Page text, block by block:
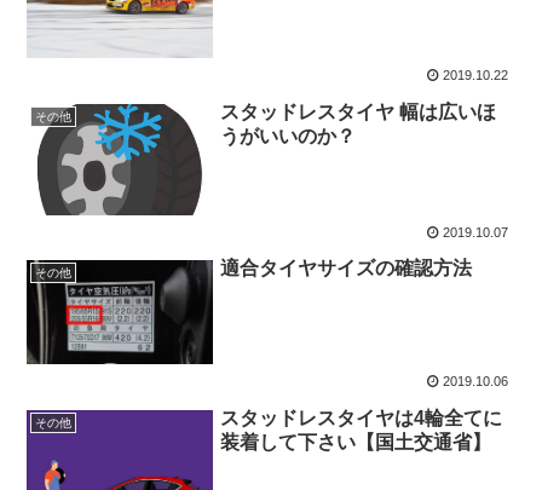
2019.10.22
その他
スタッドレスタイヤ 幅は広いほ
うがいいのか？
2019.10.07
その他 適合タイヤサイズの確認方法
2019.10.06
その他
スタッドレスタイヤは4輪全てに
装着して下さい【国土交通省】